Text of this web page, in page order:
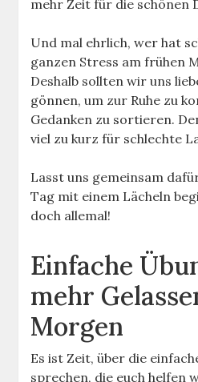
mehr Zeit für die schönen
Und mal ehrlich, wer hat
ganzen Stress am frühen
Deshalb sollten wir uns
gönnen, um zur Ruhe zu
Gedanken zu sortieren.
viel zu kurz für schlechte
Lasst uns gemeinsam
Tag mit einem Lächeln
doch allemal!
Einfache
mehr
Morgen
Es ist Zeit, über die
sprechen, die euch helfen